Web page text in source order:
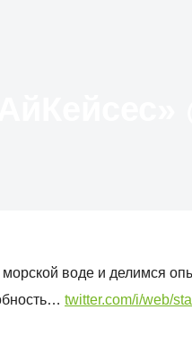
воде и делимся
twitter.com/i/web/